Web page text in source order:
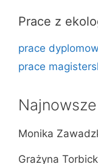
Prace z
prace
prace
Monika
Grażyna